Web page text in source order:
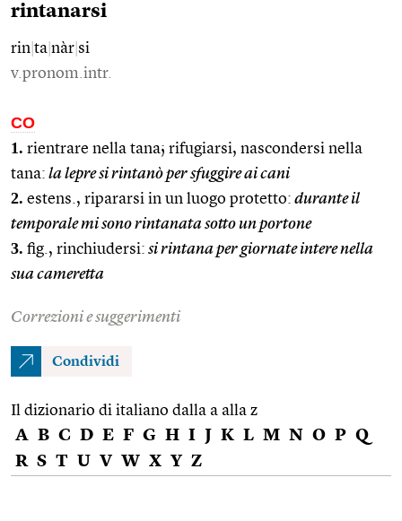
rintanarsi
rin ta nàr si
v.pronom.intr.
CO
1. rientrare nella tana; rifugiarsi, nascondersi nella
tana: la lepre si rintanò per sfuggire ai cani
2. estens., ripararsi in un luogo protetto: durante il
temporale mi sono rintanata sotto un portone
3. fig., rinchiudersi: si rintana per giornate intere nella
sua cameretta
Correzioni e suggerimenti
Condividi
Il dizionario di italiano dalla a alla z
A B C D E F G H I J K L M N O P Q
R S T U V W X Y Z